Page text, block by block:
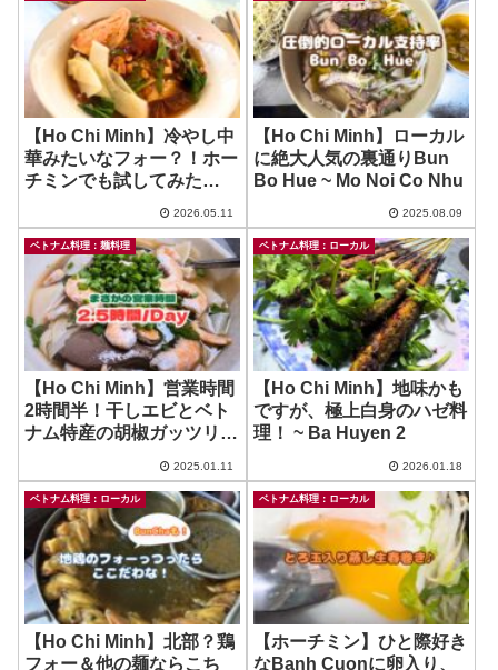
【Ho Chi Minh】冷やし中
華みたいなフォー？！ホー
チミンでも試してみた
Thanh
2026.05.11
【Ho Chi Minh】ローカル
に絶大人気の裏通りBun
Bo Hue ~ Mo Noi Co Nhu
2025.08.09
ベトナム料理：麺料理
【Ho Chi Minh】営業時間
2時間半！干しエビとベト
ナム特産の胡椒ガッツリ個
La Tom Di Mui
2025.01.11
ベトナム料理：ローカル
【Ho Chi Minh】地味かも
ですが、極上白身のハゼ料
理！ ~ Ba Huyen 2
2026.01.18
ベトナム料理：ローカル
【Ho Chi Minh】北部？鶏
フォー＆他の麺ならこち
ベトナム料理：ローカル
【ホーチミン】ひと際好き
なBanh Cuonに卵入り、